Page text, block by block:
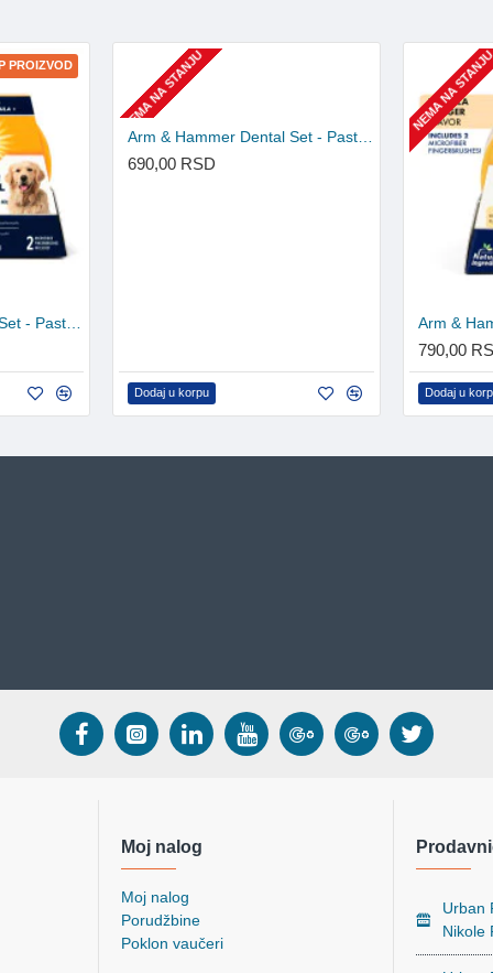
PROIZVOD
Arm & Hammer Dental Set - Pasta i 2 navlake za prst
NEMA NA STANJU
Arm & Hammer Dental Set - Pasta, dvostrana četkica i navlaka za prst
690,00 RSD
Dodaj u korpu
NEMA NA
790,00
Dodaj u
Moj nalog
Moj nalog
Porudžbine
Poklon vaučeri
Urban
Nikole